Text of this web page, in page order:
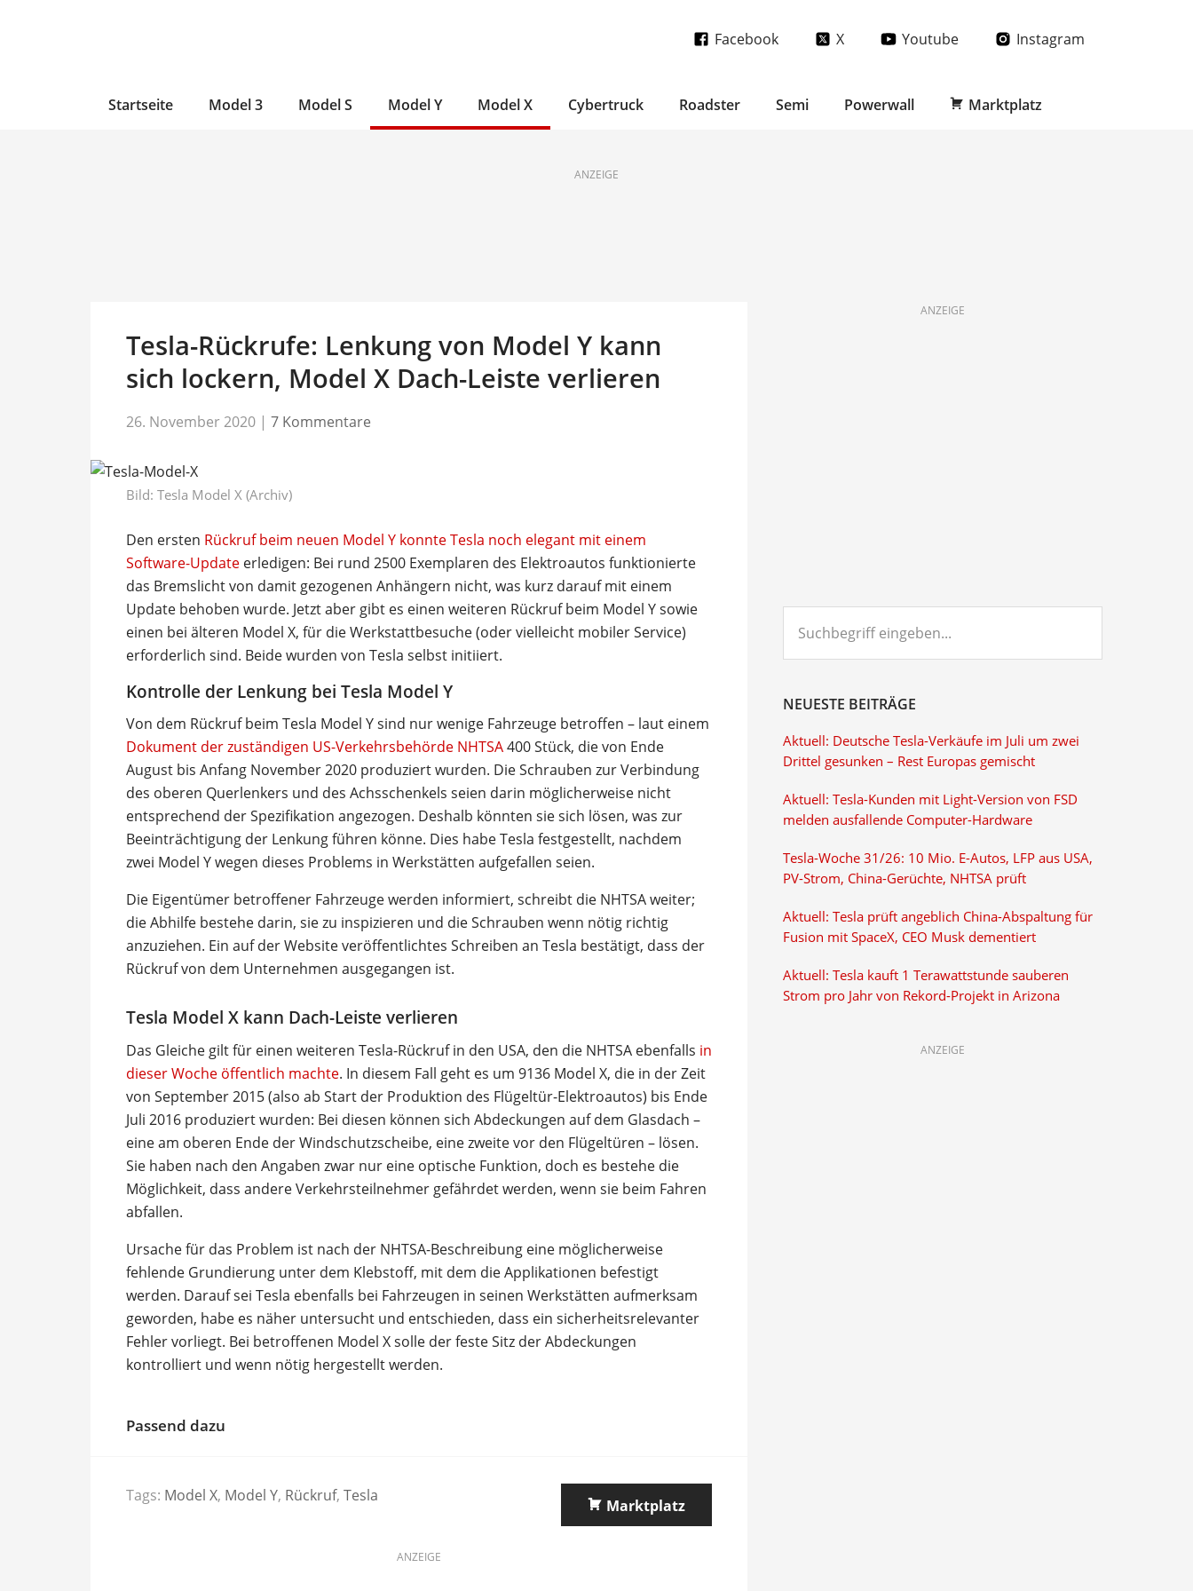
Facebook X Youtube Instagram
Startseite Model 3 Model S Model Y Model X Cybertruck Roadster Semi Powerwall Marktplatz
ANZEIGE
Tesla-Rückrufe: Lenkung von Model Y kann
sich lockern, Model X Dach-Leiste verlieren
26. November 2020 | 7 Kommentare
Bild: Tesla Model X (Archiv)
Den ersten Rückruf beim neuen Model Y konnte Tesla noch elegant mit einem
Software-Update erledigen: Bei rund 2500 Exemplaren des Elektroautos funktionierte
das Bremslicht von damit gezogenen Anhängern nicht, was kurz darauf mit einem
Update behoben wurde. Jetzt aber gibt es einen weiteren Rückruf beim Model Y sowie
einen bei älteren Model X, für die Werkstattbesuche (oder vielleicht mobiler Service)
erforderlich sind. Beide wurden von Tesla selbst initiiert.
Kontrolle der Lenkung bei Tesla Model Y
Von dem Rückruf beim Tesla Model Y sind nur wenige Fahrzeuge betroffen – laut einem
Dokument der zuständigen US-Verkehrsbehörde NHTSA400 Stück, die von Ende
August bis Anfang November 2020 produziert wurden. Die Schrauben zur Verbindung
des oberen Querlenkers und des Achsschenkels seien darin möglicherweise nicht
entsprechend der Spezifikation angezogen. Deshalb könnten sie sich lösen, was zur
Beeinträchtigung der Lenkung führen könne. Dies habe Tesla festgestellt, nachdem
zwei Model Y wegen dieses Problems in Werkstätten aufgefallen seien.
Die Eigentümer betroffener Fahrzeuge werden informiert, schreibt die NHTSA weiter;
die Abhilfe bestehe darin, sie zu inspizieren und die Schrauben wenn nötig richtig
anzuziehen. Ein auf der Website veröffentlichtes Schreiben an Tesla bestätigt, dass der
Rückruf von dem Unternehmen ausgegangen ist.
Tesla Model X kann Dach-Leiste verlieren
Das Gleiche gilt für einen weiteren Tesla-Rückruf in den USA, den die NHTSA ebenfalls in
dieser Woche öffentlich machte. In diesem Fall geht es um 9136 Model X, die in der Zeit
von September 2015 (also ab Start der Produktion des Flügeltür-Elektroautos) bis Ende
Juli 2016 produziert wurden: Bei diesen können sich Abdeckungen auf dem Glasdach –
eine am oberen Ende der Windschutzscheibe, eine zweite vor den Flügeltüren – lösen.
Sie haben nach den Angaben zwar nur eine optische Funktion, doch es bestehe die
Möglichkeit, dass andere Verkehrsteilnehmer gefährdet werden, wenn sie beim Fahren
abfallen.
Ursache für das Problem ist nach der NHTSA-Beschreibung eine möglicherweise
fehlende Grundierung unter dem Klebstoff, mit dem die Applikationen befestigt
werden. Darauf sei Tesla ebenfalls bei Fahrzeugen in seinen Werkstätten aufmerksam
geworden, habe es näher untersucht und entschieden, dass ein sicherheitsrelevanter
Fehler vorliegt. Bei betroffenen Model X solle der feste Sitz der Abdeckungen
kontrolliert und wenn nötig hergestellt werden.
Passend dazu
Tags: Model X, Model Y, Rückruf, Tesla
Marktplatz
ANZEIGE
ANZEIGE
eingeben...
NEUESTE BEITRÄGE
Aktuell: Deutsche Tesla-Verkäufe im Juli um zwei
Drittel gesunken – Rest Europas gemischt
Aktuell: Tesla-Kunden mit Light-Version von FSD
melden ausfallende Computer-Hardware
Tesla-Woche 31/26: 10 Mio. E-Autos, LFP aus USA,
PV-Strom, China-Gerüchte, NHTSA prüft
Aktuell: Tesla prüft angeblich China-Abspaltung für
Fusion mit SpaceX, CEO Musk dementiert
Aktuell: Tesla kauft 1 Terawattstunde sauberen
Strom pro Jahr von Rekord-Projekt in Arizona
ANZEIGE